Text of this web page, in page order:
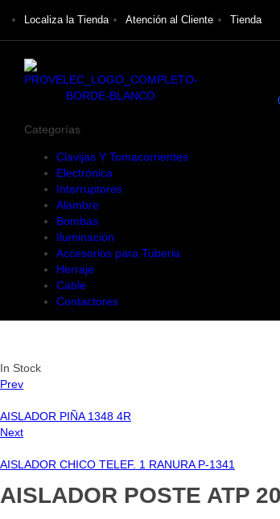
Localiza la Tienda Atención al Cliente Tienda
Categorías
Clavijas Y Tomacorrientes
Electrónica
Interruptores
Alambre
Bombas
Iluminación
Accesorios para Tuberia
Herraje
Cable
Contactores
In Stock
Prev
AISLADOR PIÑA 1348 4R
Next
AISLADOR CHICO TELEF. 1 RANURA P-1341
AISLADOR POSTE ATP